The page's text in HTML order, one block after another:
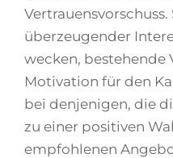
Vertrauensvorschuss.
überzeugender
wecken, bestehende
Motivation für den
bei denjenigen, die
zu einer positiven
empfohlenen